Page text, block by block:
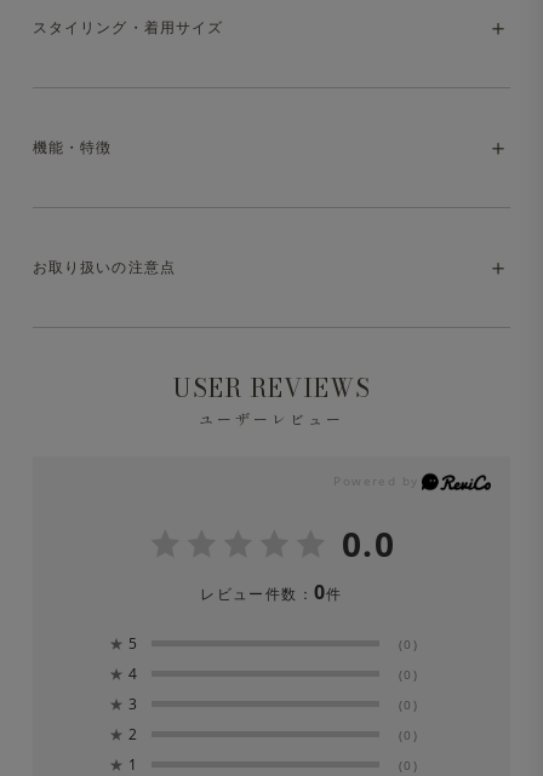
シンプルなのに、さりげなく洒落て見える半
スーピマコットンの強撚糸で編まれた生地は程よく光沢感
首元に沿うように設計することで、シンプルながらも洗練
スタイリング・着用サイズ
・着用アイテム:Surf Knit クルーネック 半袖
機能・特徴
をご参照ください）
お取り扱いの注意点
い。漂白剤は絶対に使用しないでください。
※長時間濡れたままにしておくと、色が落ちる場合があり
ます。洗濯後は形を整えてすぐに日陰で平干しにしてくだ
USER REVIEWS
ユーザーレビュー
0.0
レビュー件数： 0件
★ 5 (0)
★ 4 (0)
★ 3 (0)
★ 2 (0)
★ 1 (0)